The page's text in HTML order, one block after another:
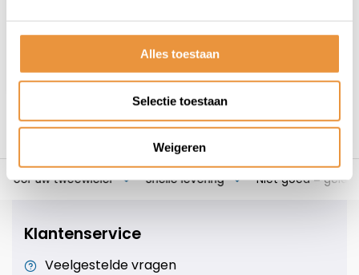
Alles toestaan
Selectie toestaan
Weigeren
127,95
voor uw tweewieler Snelle levering Niet goed = geld
Klantenservice
Veelgestelde vragen